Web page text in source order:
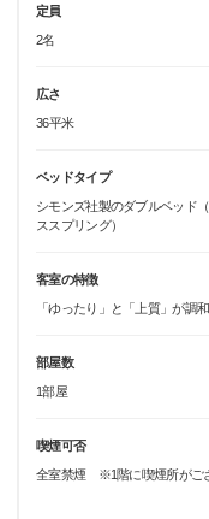
定員
2名
広さ
36平米
ベッドタイプ
シモンズ社製のダブルベッド
ススプリング）
客室の特徴
「ゆったり」と「上質」が調
部屋数
1部屋
喫煙可否
全室禁煙 ※1階に喫煙所がご